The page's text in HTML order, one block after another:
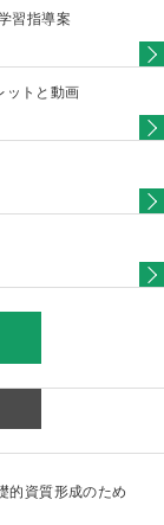
習指導案
ットと動画
的資質形成のため